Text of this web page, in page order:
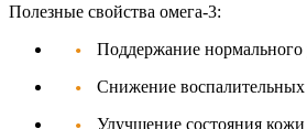
Полезные свойства омега-3:
Поддержание нормального
Снижение воспалительных
Улучшение состояния